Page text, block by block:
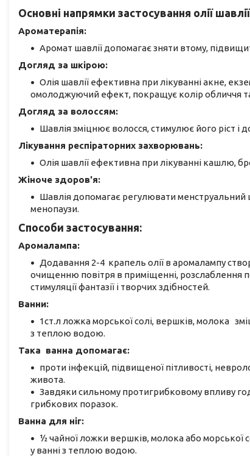
Основні напрямки застосування олії
Ароматерапія:
Аромат шавлії допомагає зняти втому,
Догляд за шкірою:
Олія шавлії ефективна при лікуванні акне,
омолоджуючий ефект, покращує колір обличчя
Догляд за волоссям:
Шавлія зміцнює волосся, стимулює його ріст і
Лікування респіраторних захворювань:
Олія шавлії ефективна при лікуванні кашлю,
Жіноче здоров'я:
Шавлія допомагає регулювати
менопаузи.
Способи застосування:
Аромалампа:
Додавання 2-4 крапель олії в аромалампу
очищенню повітря в приміщенні, розслаблення
стимуляції фантазії і творчих здібностей.
Ванни:
1ст.л ложка морської солі, вершків, молока
з теплою водою.
Така ванна допомагає:
проти інфекцій, підвищеної пітливості,
живота.
Завдяки сильному протигрибковому впливу
грибкових поразок.
Ванна для ніг:
1⁄2 чайної ложки вершків, молока або морської
у ванні з теплою водою.